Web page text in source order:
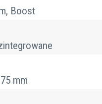
Boost
mm